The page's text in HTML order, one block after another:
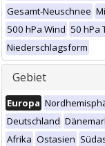
Gesamt-Neuschnee
500 hPa Wind 50 hPa
Niederschlagsform
Gebiet
Europa
Deutschland
Afrika Ostasien